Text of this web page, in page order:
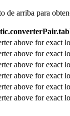
de arriba para
above for exact
above for exact
above for exact
above for exact
above for exact
above for exact